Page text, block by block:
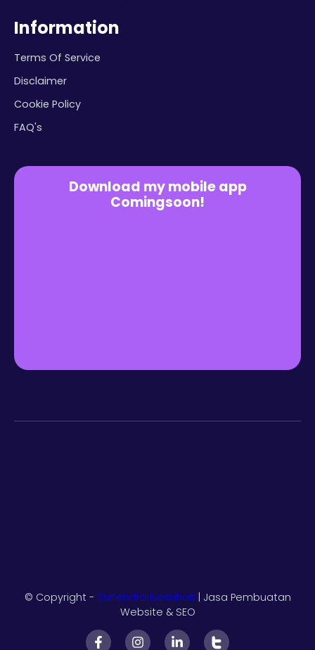
Information
Terms Of Service
Disclaimer
Cookie Policy
FAQ's
Download my mobile app
Comingsoon!
© Copyright - Suhendra Nasution | Jasa Pembuatan
Website & SEO